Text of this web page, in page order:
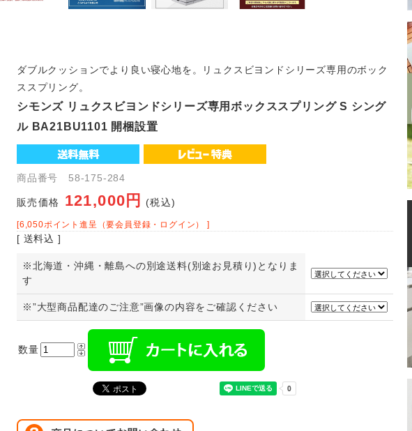
ダブルクッションでより良い寝心地を。リュクスビヨンドシリーズ専用のボック
ススプリング。
シモンズ リュクスビヨンドシリーズ専用ボックススプリング S シング
ル BA21BU1101 開梱設置
商品番号 58-175-284
販売価格 121,000円 (税込)
[6,050ポイント進呈（要会員登録・ログイン） ]
[ 送料込 ]
※北海道・沖縄・離島への別途送料(別途お見積り)となりま
す
※”大型商品配達のご注意”画像の内容をご確認ください
数量